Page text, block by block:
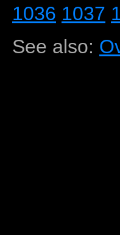
1036 1037
See also: